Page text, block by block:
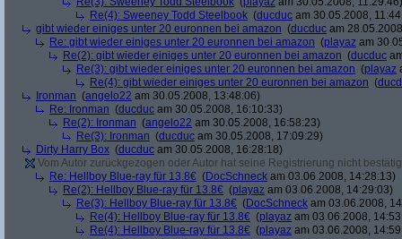
Re(4): Sweeney Todd Steelbook (ducduc am 30.05.2008,
gibt wieder einiges unter 20 euronnen bei amazon (ducduc am
Re: gibt wieder einiges unter 20 euronnen bei amazon (playaz am
Re(2): gibt wieder einiges unter 20 euronnen bei amazon (ducduc
Re(3): gibt wieder einiges unter 20 euronnen bei amazon (playaz
Re(4): gibt wieder einiges unter 20 euronnen bei amazon (
Ironman (angelo22 am 30.05.2008, 13:48:06)
Re: Ironman (ducduc am 30.05.2008, 16:10:33)
Re(2): Ironman (angelo22 am 30.05.2008, 16:58:23)
Re(3): Ironman (ducduc am 30.05.2008, 17:09:29)
Dirty Harry Box (ducduc am 30.05.2008, 16:28:18)
Vom Autor zurückgezogen oder Autor hat seine Registrierung nicht
Re: Hellboy Blue-ray für 13.8€ (DocSchneck am 03.06.2008, 14:28:13)
Re(2): Hellboy Blue-ray für 13.8€ (playaz am 03.06.2008, 14:29:03)
Re(3): Hellboy Blue-ray für 13.8€ (DocSchneck am 03.06.2008,
Re(4): Hellboy Blue-ray für 13.8€ (playaz am 03.06.2008,
Re(4): Hellboy Blue-ray für 13.8€ (playaz am 03.06.2008,